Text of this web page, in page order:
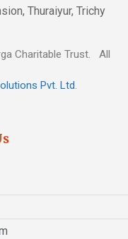
Thuraiyur, Trichy
Charitable Trust. All
Pvt. Ltd.